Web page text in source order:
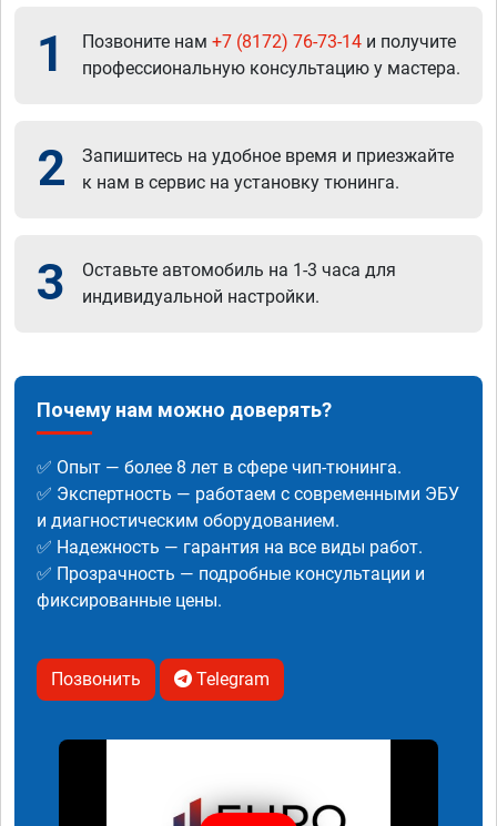
1 Позвоните нам +7 (8172) 76-73-14 и получите
профессиональную консультацию у мастера.
2
Запишитесь на удобное время и приезжайте
к нам в сервис на установку тюнинга.
3
Оставьте автомобиль на 1-3 часа для
индивидуальной настройки.
Почему нам можно доверять?
✅ Опыт — более 8 лет в сфере чип-тюнинга.
✅ Экспертность — работаем с современными ЭБУ
и диагностическим оборудованием.
✅ Надежность — гарантия на все виды работ.
✅ Прозрачность — подробные консультации и
фиксированные цены.
Позвонить Telegram